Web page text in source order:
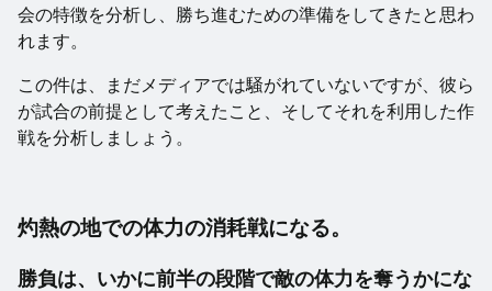
会の特徴を分析し、勝ち進むための準備をしてきたと思わ
れます。
この件は、まだメディアでは騒がれていないですが、彼ら
が試合の前提として考えたこと、そしてそれを利用した作
戦を分析しましょう。
灼熱の地での体力の消耗戦になる。
勝負は、いかに前半の段階で敵の体力を奪うかにな